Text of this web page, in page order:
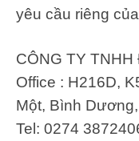
yêu cầu riêng
CÔNG TY
Office : H216D,
Một, Bình
Tel: 0274